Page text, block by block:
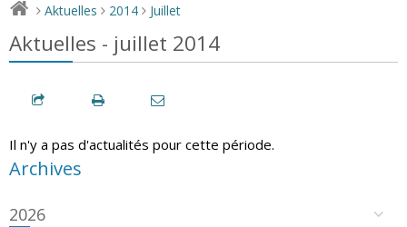
> Aktuelles > 2014 > Juillet
Aktuelles - juillet 2014
Il n'y a pas d'actualités pour cette période.
Archives
2026